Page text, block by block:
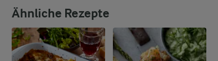
Ballaststoffe
0,7 g
Eiweiß
1,9 g
Fett
17,3 g
Ähnliche Rezepte